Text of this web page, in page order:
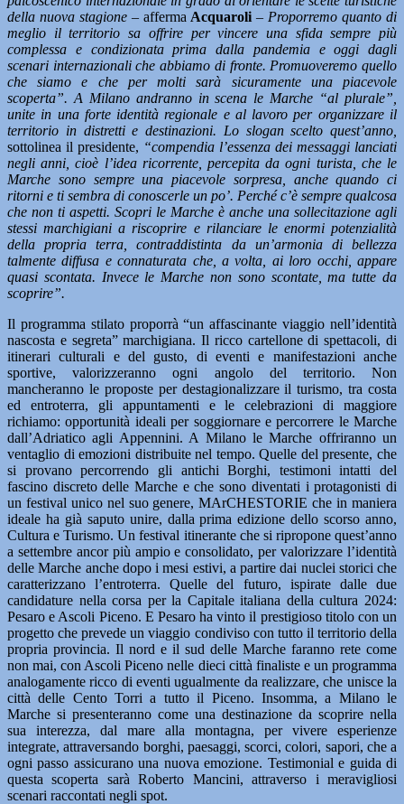
della nuova stagione– afferma Acquaroli – Proporremo quanto di
meglio il territorio sa offrire per vincere una sfida sempre più
complessa e condizionata prima dalla pandemia e oggi dagli
scenari internazionali che abbiamo di fronte. Promuoveremo quello
che siamo e che per molti sarà sicuramente una piacevole
scoperta”. A Milano andranno in scena le Marche “al plurale”,
unite in una forte identità regionale e al lavoro per organizzare il
territorio in distretti e destinazioni. Lo slogan scelto quest’anno,
sottolinea il presidente, “compendia l’essenza dei messaggi lanciati
negli anni, cioè l’idea ricorrente, percepita da ogni turista, che le
Marche sono sempre una piacevole sorpresa, anche quando ci
ritorni e ti sembra di conoscerle un po’. Perché c’è sempre qualcosa
che non ti aspetti. Scopri le Marche è anche una sollecitazione agli
stessi marchigiani a riscoprire e rilanciare le enormi potenzialità
della propria terra, contraddistinta da un’armonia di bellezza
talmente diffusa e connaturata che, a volta, ai loro occhi, appare
quasi scontata. Invece le Marche non sono scontate, ma tutte da
scoprire”.
Il programma stilato proporrà “un affascinante viaggio nell’identità
nascosta e segreta” marchigiana. Il ricco cartellone di spettacoli, di
itinerari culturali e del gusto, di eventi e manifestazioni anche
sportive, valorizzeranno ogni angolo del territorio. Non
mancheranno le proposte per destagionalizzare il turismo, tra costa
ed entroterra, gli appuntamenti e le celebrazioni di maggiore
richiamo: opportunità ideali per soggiornare e percorrere le Marche
dall’Adriatico agli Appennini. A Milano le Marche offriranno un
ventaglio di emozioni distribuite nel tempo. Quelle del presente, che
si provano percorrendo gli antichi Borghi, testimoni intatti del
fascino discreto delle Marche e che sono diventati i protagonisti di
un festival unico nel suo genere, MArCHESTORIE che in maniera
ideale ha già saputo unire, dalla prima edizione dello scorso anno,
Cultura e Turismo. Un festival itinerante che si ripropone quest’anno
a settembre ancor più ampio e consolidato, per valorizzare l’identità
delle Marche anche dopo i mesi estivi, a partire dai nuclei storici che
caratterizzano l’entroterra. Quelle del futuro, ispirate dalle due
candidature nella corsa per la Capitale italiana della cultura 2024:
Pesaro e Ascoli Piceno. E Pesaro ha vinto il prestigioso titolo con un
progetto che prevede un viaggio condiviso con tutto il territorio della
propria provincia. Il nord e il sud delle Marche faranno rete come
non mai, con Ascoli Piceno nelle dieci città finaliste e un programma
analogamente ricco di eventi ugualmente da realizzare, che unisce la
città delle Cento Torri a tutto il Piceno. Insomma, a Milano le
Marche si presenteranno come una destinazione da scoprire nella
sua interezza, dal mare alla montagna, per vivere esperienze
integrate, attraversando borghi, paesaggi, scorci, colori, sapori, che a
ogni passo assicurano una nuova emozione. Testimonial e guida di
questa scoperta sarà Roberto Mancini, attraverso i meravigliosi
scenari raccontati negli spot.